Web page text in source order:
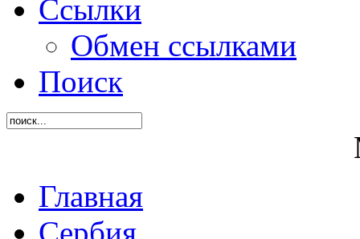
Ссылки
Обмен ссылками
Поиск
Главная